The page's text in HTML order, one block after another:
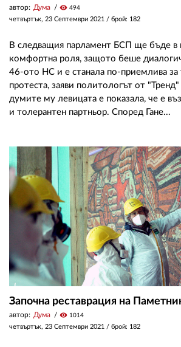
автор: Дума visibility 494
четвъртък, 23 Септември 2021 / брой: 182
В следващия парламент БСП ще бъде в
комфортна роля, защото беше
46-ото НС и е станала по-приемлива за
протеста, заяви политологът от
думите му левицата е показала, че е
и толерантен партньор. Според Гане...
Започна реставрация на
автор: Дума visibility 1014
четвъртък, 23 Септември 2021 / брой: 182